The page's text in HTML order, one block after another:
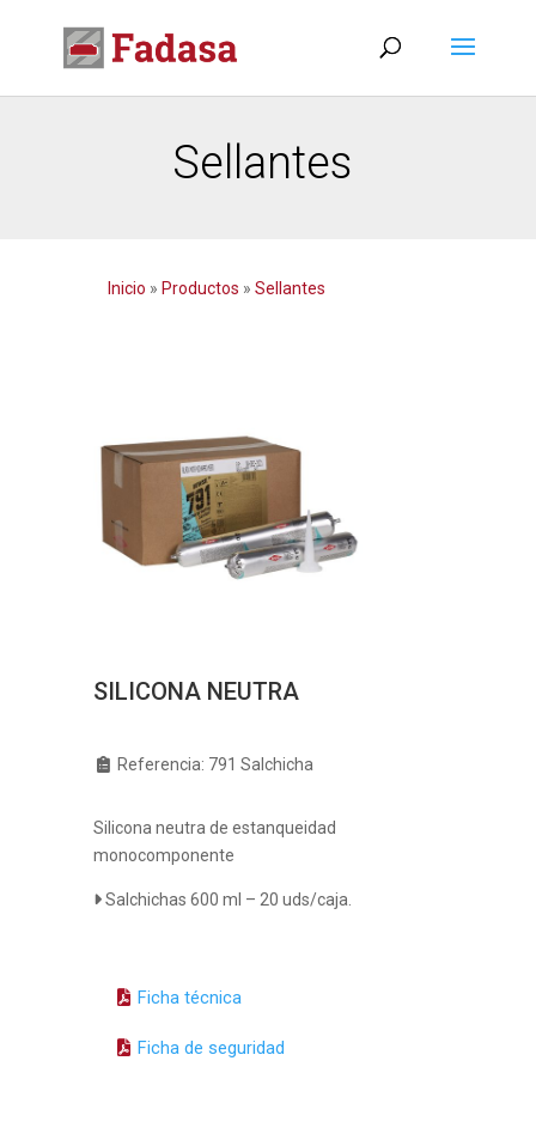
Sellantes
Inicio » Productos » Sellantes
SILICONA NEUTRA
Referencia: 791 Salchicha
Silicona neutra de estanqueidad
monocomponente
Salchichas 600 ml – 20 uds/caja.
Ficha técnica
Ficha de seguridad